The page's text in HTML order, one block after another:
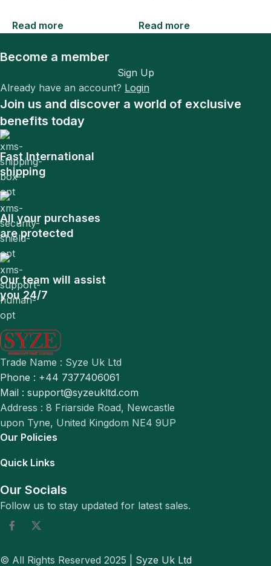
Read more Read more
Become a member
Sign Up
Already have an account? Login
Join us and discover a world of exclusive
benefits today
Fast International
shipping
All your purchases
are protected
Our team will assist
you 24/7
Trade Name : Syze Uk Ltd
Phone : +44 7377406061
Mail : support@syzeukltd.com
Address : 8 Friarside Road, Newcastle
upon Tyne, United Kingdom NE4 9UP
Our Policies
Quick Links
Our Socials
Follow us to stay updated for latest sales.
© All Rights Reserved 2025 | Syze Uk Ltd